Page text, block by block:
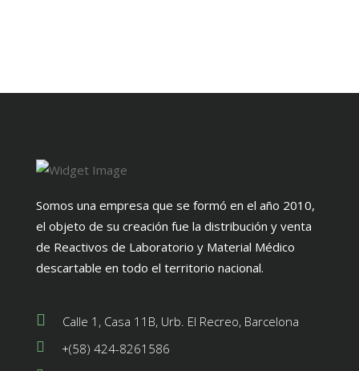
Somos una empresa que se formó en el año 2010,
el objeto de su creación fue la distribución y venta
de Reactivos de Laboratorio y Material Médico
descartable en todo el territorio nacional.
Calle 1, Casa 11B, Urb. El Recreo, Barcelona
+(58) 424-8261586